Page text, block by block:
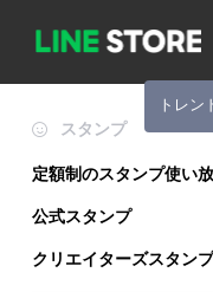
トレン
スタンプ
定額制のスタンプ使い
公式スタンプ
クリエイターズスタンプ